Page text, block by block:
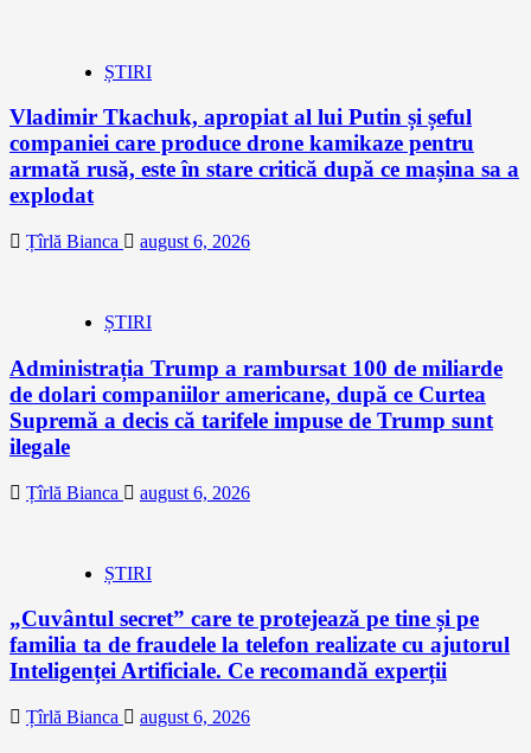
ȘTIRI
Vladimir Tkachuk, apropiat al lui Putin și șeful
companiei care produce drone kamikaze pentru
armată rusă, este în stare critică după ce mașina sa a
explodat
Țîrlă Bianca august 6, 2026
ȘTIRI
Administrația Trump a rambursat 100 de miliarde
de dolari companiilor americane, după ce Curtea
Supremă a decis că tarifele impuse de Trump sunt
ilegale
Țîrlă Bianca august 6, 2026
ȘTIRI
„Cuvântul secret” care te protejează pe tine și pe
familia ta de fraudele la telefon realizate cu ajutorul
Inteligenței Artificiale. Ce recomandă experții
Țîrlă Bianca august 6, 2026